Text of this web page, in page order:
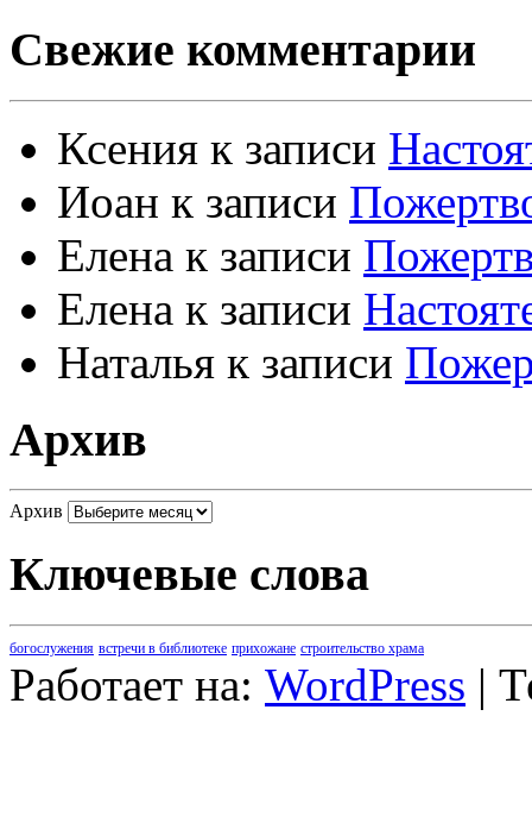
Свежие комментарии
Ксения к записи
Иоан к записи
Елена к записи
Елена к записи
Наталья к записи
Архив
Архив
Ключевые слова
богослужения встречи в библиотеке прихожане строительство храма
Работает на: WordPress |